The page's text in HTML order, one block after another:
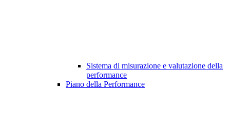
Sistema di misurazione e valutazione della
performance
Piano della Performance